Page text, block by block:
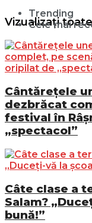
Vizualizați
Trending
Cele mai
Cântărețele
dezbrăcat
festival în
„spectacol”
Câte clase a
Salam?
bună!”